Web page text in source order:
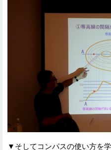
▼そしてコンパスの使い方を